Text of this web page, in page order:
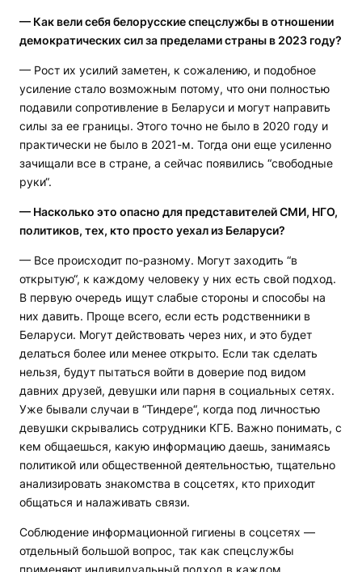
— Как вели себя белорусские спецслужбы в отношении
демократических сил за пределами страны в 2023 году?
— Рост их усилий заметен, к сожалению, и подобное
усиление стало возможным потому, что они полностью
подавили сопротивление в Беларуси и могут направить
силы за ее границы. Этого точно не было в 2020 году и
практически не было в 2021-м. Тогда они еще усиленно
зачищали все в стране, а сейчас появились “свободные
руки“.
— Насколько это опасно для представителей СМИ, НГО,
политиков, тех, кто просто уехал из Беларуси?
— Все происходит по-разному. Могут заходить “в
открытую“, к каждому человеку у них есть свой подход.
В первую очередь ищут слабые стороны и способы на
них давить. Проще всего, если есть родственники в
Беларуси. Могут действовать через них, и это будет
делаться более или менее открыто. Если так сделать
нельзя, будут пытаться войти в доверие под видом
давних друзей, девушки или парня в социальных сетях.
Уже бывали случаи в “Тиндере“, когда под личностью
девушки скрывались сотрудники КГБ. Важно понимать, с
кем общаешься, какую информацию даешь, занимаясь
политикой или общественной деятельностью, тщательно
анализировать знакомства в соцсетях, кто приходит
общаться и налаживать связи.
Соблюдение информационной гигиены в соцсетях —
отдельный большой вопрос, так как спецслужбы
применяют индивидуальный подход в каждом